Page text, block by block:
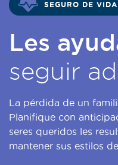
SEGURO DE VIDA
Les
seguir
La pérdida de un
Planifique con
seres queridos les
mantener sus estilos